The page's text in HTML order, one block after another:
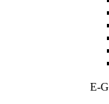
E-G